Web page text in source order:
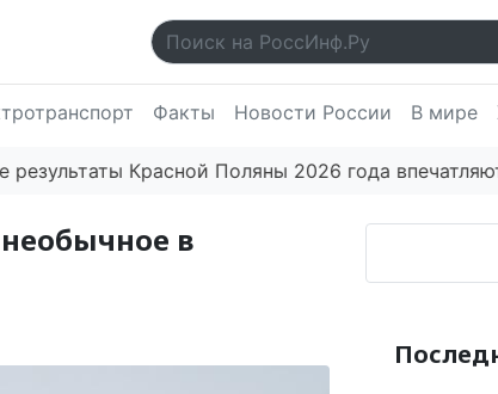
Факты Новости России В мире
Красной Поляны 2026 года впечатляют
в